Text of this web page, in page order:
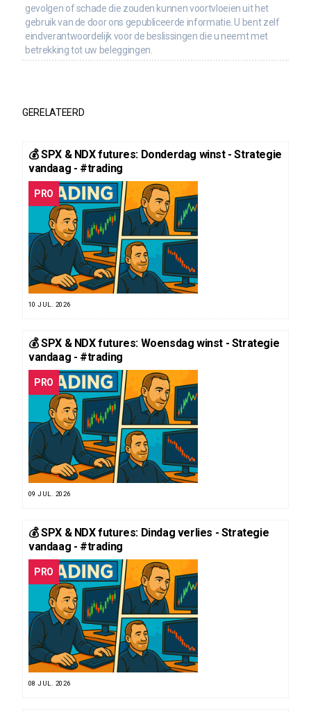
gevolgen of schade die zouden kunnen voortvloeien uit het
gebruik van de door ons gepubliceerde informatie. U bent zelf
eindverantwoordelijk voor de beslissingen die u neemt met
betrekking tot uw beleggingen.
GERELATEERD
💰 SPX & NDX futures: Donderdag winst - Strategie
vandaag - #trading
PRO
10 JUL. 2026
💰 SPX & NDX futures: Woensdag winst - Strategie
vandaag - #trading
PRO
09 JUL. 2026
💰 SPX & NDX futures: Dindag verlies - Strategie
vandaag - #trading
PRO
08 JUL. 2026